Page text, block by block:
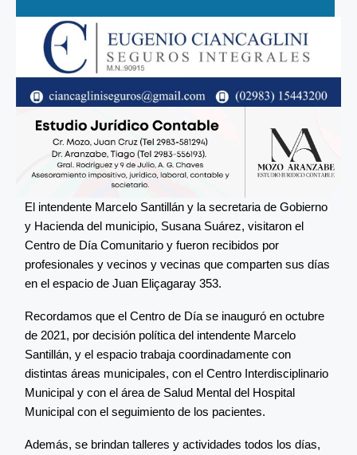
El intendente Marcelo Santillán y la secretaria de Gobierno
y Hacienda del municipio, Susana Suárez, visitaron el
Centro de Día Comunitario y fueron recibidos por
profesionales y vecinos y vecinas que comparten sus días
en el espacio de Juan Eliçagaray 353.
Recordamos que el Centro de Día se inauguró en octubre
de 2021, por decisión política del intendente Marcelo
Santillán, y el espacio trabaja coordinadamente con
distintas áreas municipales, con el Centro Interdisciplinario
Municipal y con el área de Salud Mental del Hospital
Municipal con el seguimiento de los pacientes.
Además, se brindan talleres y actividades todos los días,